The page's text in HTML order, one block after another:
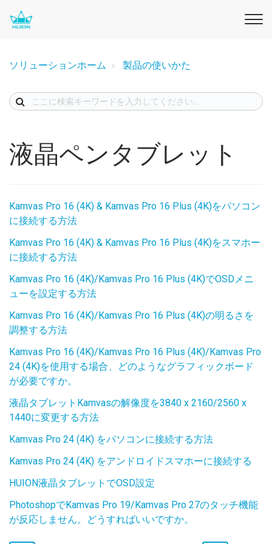
ソリューションホーム 製品の使いかた
液晶ペンタブレット
Kamvas Pro 16 (4K) & Kamvas Pro 16 Plus (4K)をパソコン
に接続する方法
Kamvas Pro 16 (4K) & Kamvas Pro 16 Plus (4K)をスマホー
に接続する方法
Kamvas Pro 16 (4K)/Kamvas Pro 16 Plus (4K)でOSDメニ
ューを設定する方法
Kamvas Pro 16 (4K)/Kamvas Pro 16 Plus (4K)の明るさを
調整する方法
Kamvas Pro 16 (4K)/Kamvas Pro 16 Plus (4K)/Kamvas Pro
24 (4K)を使用する場合、どのようなグラフィックボード
が必要ですか。
液晶タブレットKamvasの解像度を3840 x 2160/2560 x
1440に変更する方法
Kamvas Pro 24 (4K) をパソコンに接続する方法
Kamvas Pro 24 (4K) をアンドロイドスマホーに接続する
HUION液晶タブレットでOSD設定
PhotoshopでKamvas Pro 19/Kamvas Pro 27のタッチ機能
が反応しません。どうすればいいですか。